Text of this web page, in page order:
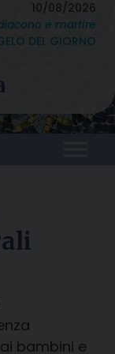
10/08/2026
e martire
DEL GIORNO
bambini e